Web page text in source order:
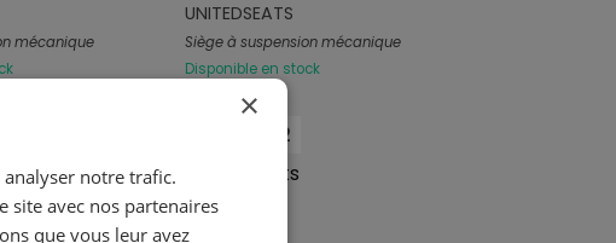
mécanique
UNITEDSEATS
Siège à suspension mécanique
Disponible en stock
US.102802
UnitedSeats
PVC
×
notre trafic.
site avec nos partenaires
que vous leur avez